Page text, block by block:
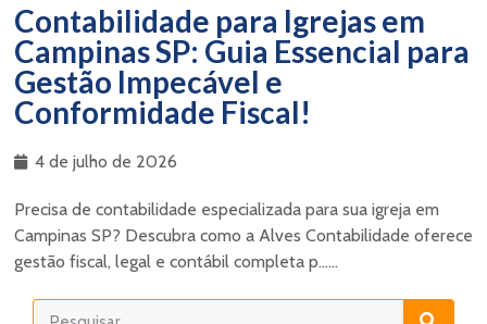
Contabilidade para Igrejas em
Campinas SP: Guia Essencial para
Gestão Impecável e
Conformidade Fiscal!
4 de julho de 2026
Precisa de contabilidade especializada para sua igreja em
Campinas SP? Descubra como a Alves Contabilidade oferece
gestão fiscal, legal e contábil completa p......